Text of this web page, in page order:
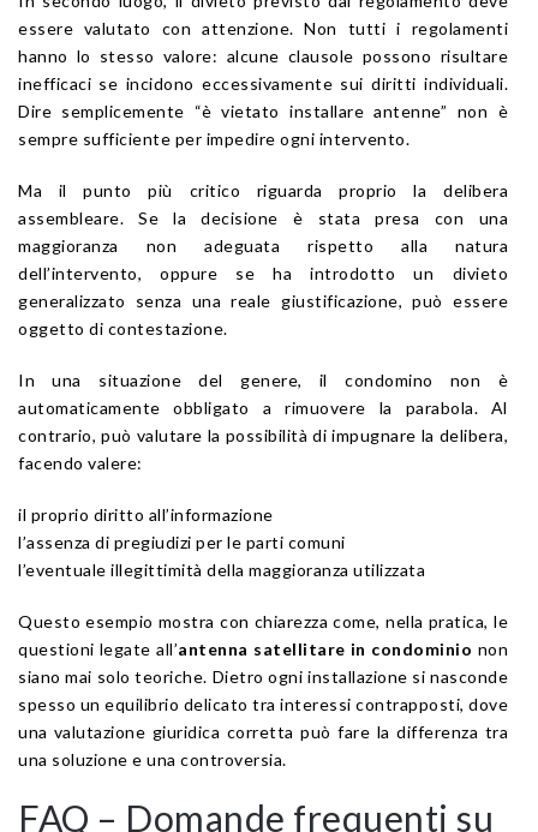
essere valutato con attenzione. Non tutti i regolamenti
hanno lo stesso valore: alcune clausole possono risultare
inefficaci se incidono eccessivamente sui diritti individuali.
Dire semplicemente “è vietato installare antenne” non è
sempre sufficiente per impedire ogni intervento.
Ma il punto più critico riguarda proprio la delibera
assembleare. Se la decisione è stata presa con una
maggioranza non adeguata rispetto alla natura
dell’intervento, oppure se ha introdotto un divieto
generalizzato senza una reale giustificazione, può essere
oggetto di contestazione.
In una situazione del genere, il condomino non è
automaticamente obbligato a rimuovere la parabola. Al
contrario, può valutare la possibilità di impugnare la delibera,
facendo valere:
il proprio diritto all’informazione
l’assenza di pregiudizi per le parti comuni
l’eventuale illegittimità della maggioranza utilizzata
Questo esempio mostra con chiarezza come, nella pratica, le
questioni legate all’antenna satellitare in condominio non
siano mai solo teoriche. Dietro ogni installazione si nasconde
spesso un equilibrio delicato tra interessi contrapposti, dove
una valutazione giuridica corretta può fare la differenza tra
una soluzione e una controversia.
FAQ – Domande frequenti su